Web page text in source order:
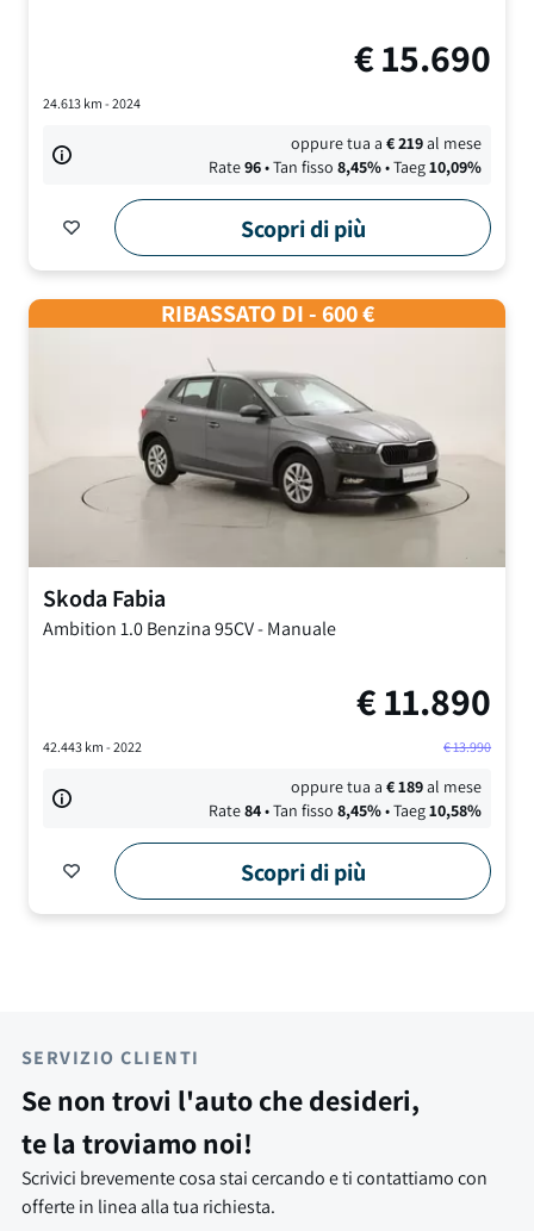
€15.690
24.613km - 2024
oppure tua a€219al mese
Rate96• Tan fisso 8,45%• Taeg10,09%
Scopri di più
RIBASSATO DI - 600 €
Skoda Fabia
Ambition1.0 Benzina 95CV-Manuale
€11.890
42.443km - 2022 €13.990
oppure tua a€189al mese
Rate84• Tan fisso 8,45%• Taeg10,58%
Scopri di più
SERVIZIO CLIENTI
Se non trovi l'auto che desideri,
te la troviamo noi!
Scrivici brevemente cosa stai cercando e ti contattiamo con
offerte in linea alla tua richiesta.